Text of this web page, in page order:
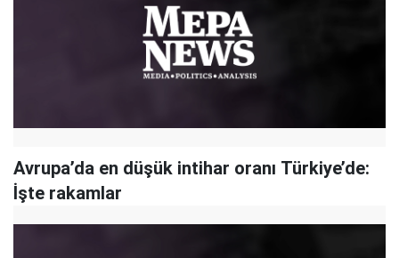
Avrupa’da en düşük intihar oranı Türkiye’de:
İşte rakamlar